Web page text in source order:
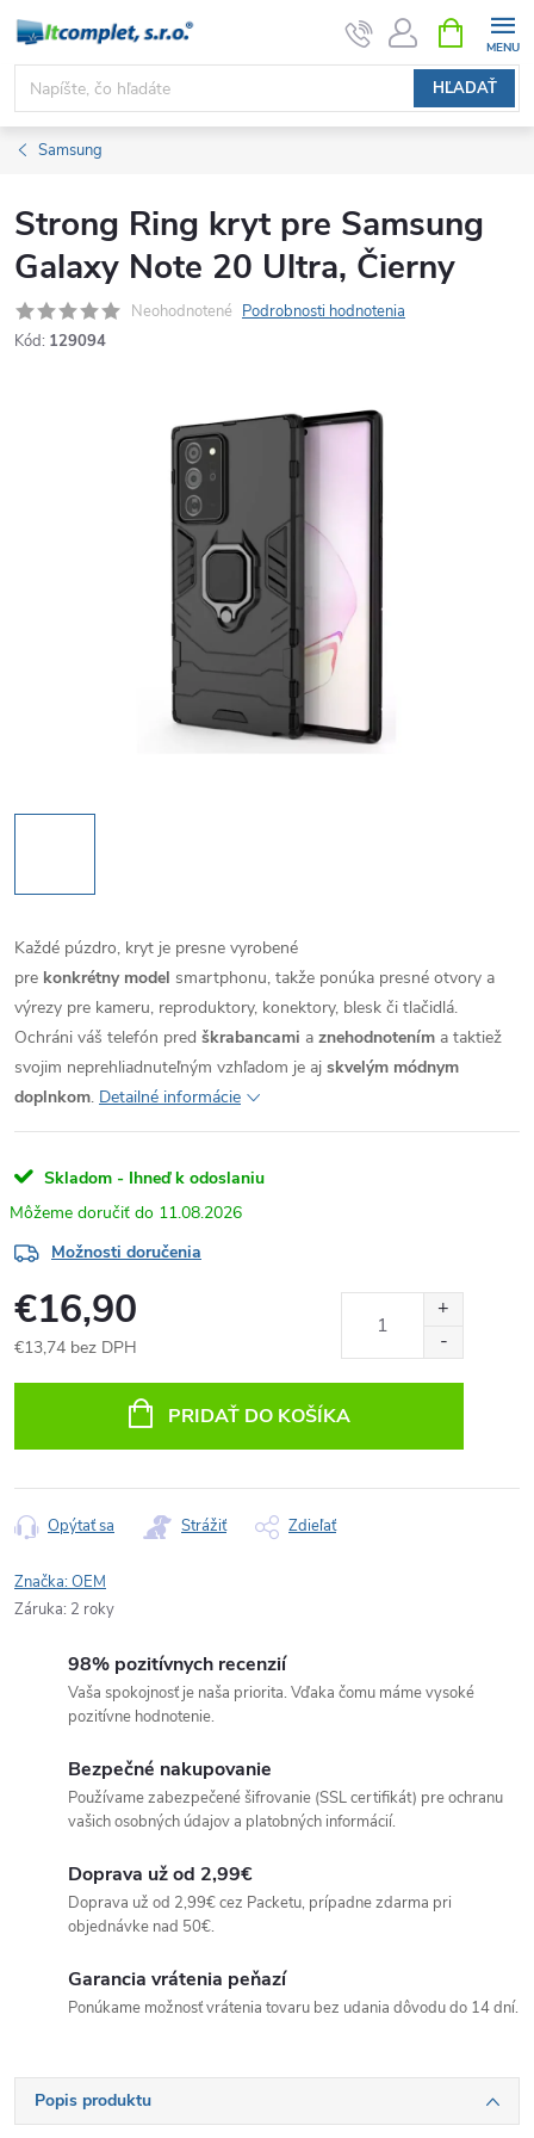
Prejsť
obsah
HĽADAŤ
KOŠÍK
Samsung
Strong Ring kryt pre Samsung
Galaxy Note 20 Ultra, Čierny
Neohodnotené Podrobnosti hodnotenia
Kód: 129094
Každé púzdro, kryt je presne vyrobené
pre konkrétny model smartphonu, takže ponúka presné otvory a
výrezy pre kameru, reproduktory, konektory, blesk či tlačidlá.
Ochráni váš telefón pred škrabancami a znehodnotením a taktiež
svojim neprehliadnuteľným vzhľadom je aj skvelým módnym
doplnkom. Detailné informácie
Skladom - Ihneď k odoslaniu
11.08.2026
Možnosti doručenia
€16,90
€13,74 bez DPH
PRIDAŤ DO KOŠÍKA
Opýtať sa Strážiť Zdieľať
Značka:OEM
Záruka: 2 roky
98% pozitívnych recenzií
Vaša spokojnosť je naša priorita. Vďaka čomu máme vysoké
pozitívne hodnotenie.
Bezpečné nakupovanie
Používame zabezpečené šifrovanie (SSL certifikát) pre ochranu
vašich osobných údajov a platobných informácií.
Doprava už od 2,99€
Doprava už od 2,99€ cez Packetu, prípadne zdarma pri
objednávke nad 50€.
Garancia vrátenia peňazí
Ponúkame možnosť vrátenia tovaru bez udania dôvodu do 14 dní.
Popis produktu